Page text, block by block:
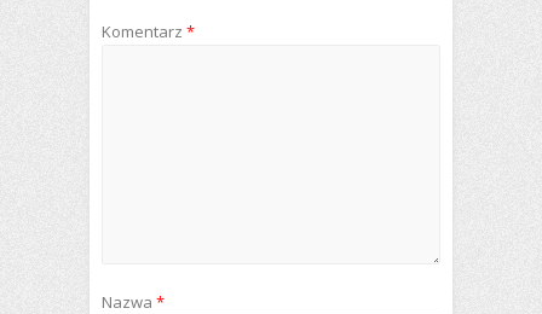
Komentarz *
Nazwa *